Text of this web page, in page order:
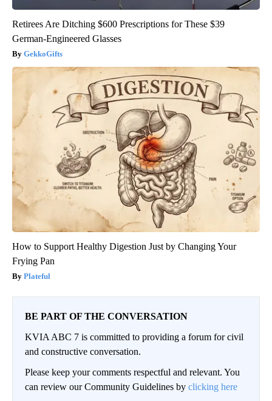
Retirees Are Ditching $600 Prescriptions for These $39
German-Engineered Glasses
GekkoGifts
How to Support Healthy Digestion Just by Changing Your
Frying Pan
Plateful
BE PART OF THE CONVERSATION
KVIA ABC 7 is committed to providing a forum for civil
and constructive conversation.
Please keep your comments respectful and relevant. You
can review our Community Guidelines by clicking here